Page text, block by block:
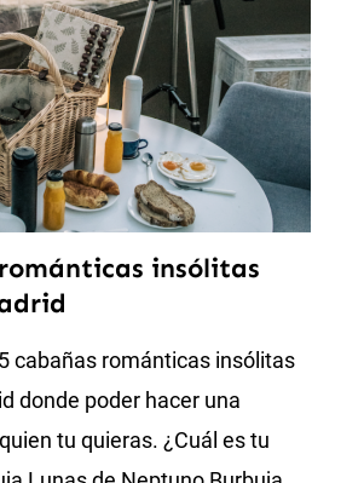
insólitas
cabañas románticas insólitas
donde poder hacer una
tu quieras. ¿Cuál es tu